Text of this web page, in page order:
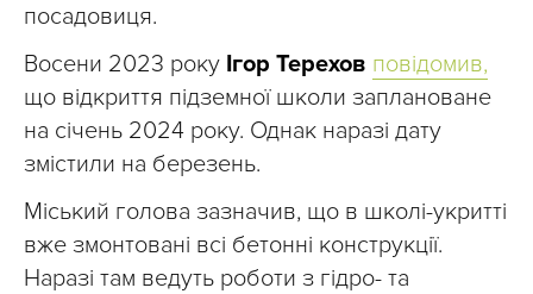
посадовиця.
Восени 2023 року Ігор Терехов повідомив,
що відкриття підземної школи заплановане
на січень 2024 року. Однак наразі дату
змістили на березень.
Міський голова зазначив, що в школі-укритті
вже змонтовані всі бетонні конструкції.
Наразі там ведуть роботи з гідро- та